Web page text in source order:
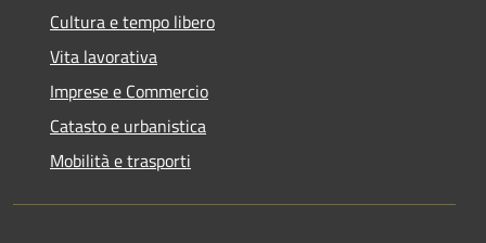
Cultura e tempo libero
Vita lavorativa
Imprese e Commercio
Catasto e urbanistica
Mobilità e trasporti